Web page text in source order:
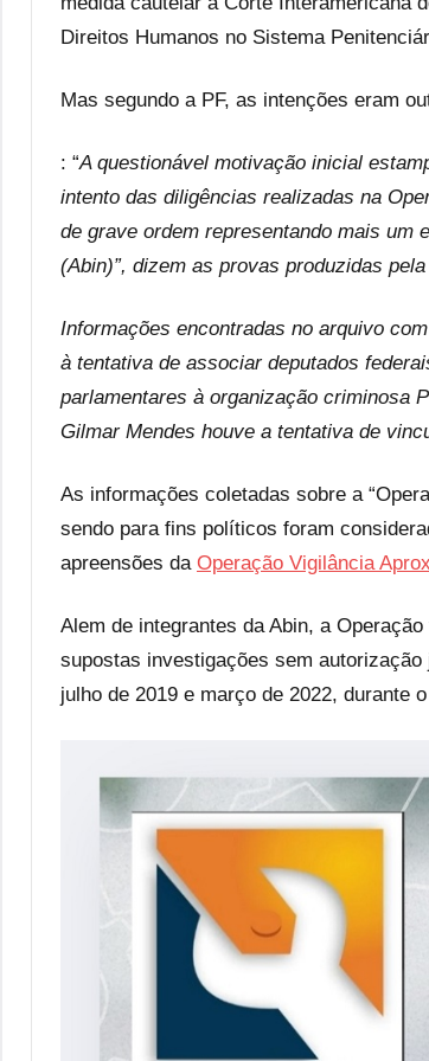
Direitos Humanos no Sistema
Mas segundo a PF, as intenções eram
: “A questionável motivação inicial
intento das diligências realizadas na
de grave ordem representando mais um
(Abin)”, dizem as provas produzidas
Informações encontradas no arquivo
à tentativa de associar deputados
parlamentares à organização criminosa
Gilmar Mendes houve a tentativa de
As informações coletadas sobre a
sendo para fins políticos foram
apreensões da Operação Vigilância
Alem de integrantes da Abin, a
supostas investigações sem
julho de 2019 e março de 2022, durante